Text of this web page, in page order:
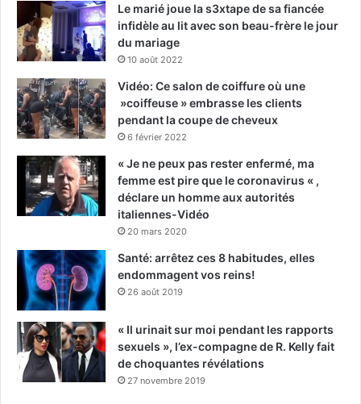
Le marié joue la s3xtape de sa fiancée
infidèle au lit avec son beau-frère le jour
du mariage
10 août 2022
Vidéo: Ce salon de coiffure où une
»coiffeuse » embrasse les clients
pendant la coupe de cheveux
6 février 2022
« Je ne peux pas rester enfermé, ma
femme est pire que le coronavirus « ,
déclare un homme aux autorités
italiennes-Vidéo
20 mars 2020
Santé: arrêtez ces 8 habitudes, elles
endommagent vos reins!
26 août 2019
« Il urinait sur moi pendant les rapports
sexuels », l’ex-compagne de R. Kelly fait
de choquantes révélations
27 novembre 2019